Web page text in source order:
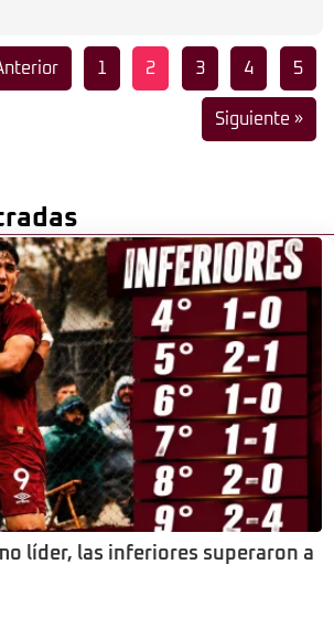
1 2 3 4 5
Siguiente »
líder, las inferiores superaron a